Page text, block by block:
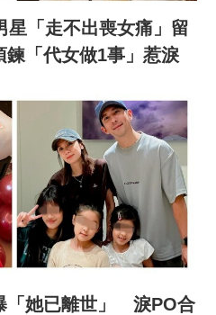
星「走不出喪女痛」留
「代女做1事」惹淚
「她已離世」 淚PO合